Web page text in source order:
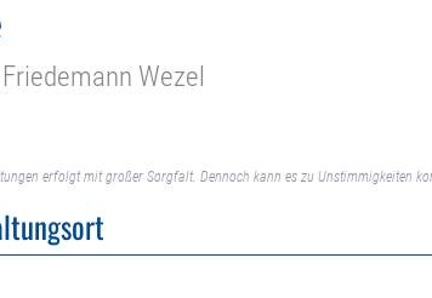
Wezel
erfolgt mit großer Sorgfalt. Dennoch kann es zu Unstimmigkeiten